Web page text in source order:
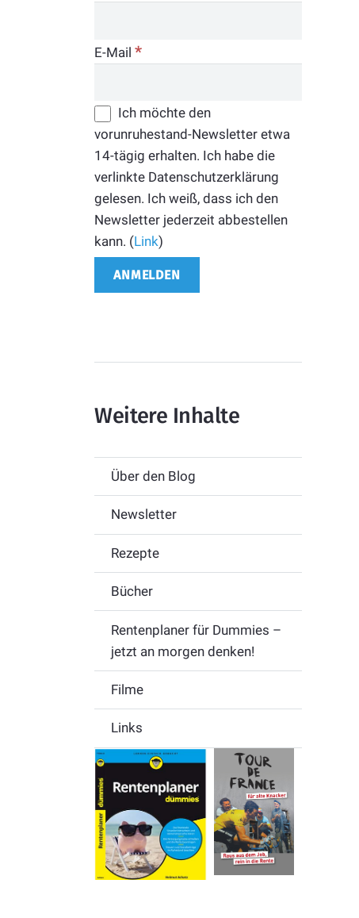
E-Mail*
Ich möchte den
vorunruhestand-Newsletter etwa
14-tägig erhalten. Ich habe die
verlinkte Datenschutzerklärung
gelesen. Ich weiß, dass ich den
Newsletter jederzeit abbestellen
kann. (Link)
Weitere Inhalte
Über den Blog
Newsletter
Rezepte
Bücher
Rentenplaner für Dummies –
jetzt an morgen denken!
Filme
Links